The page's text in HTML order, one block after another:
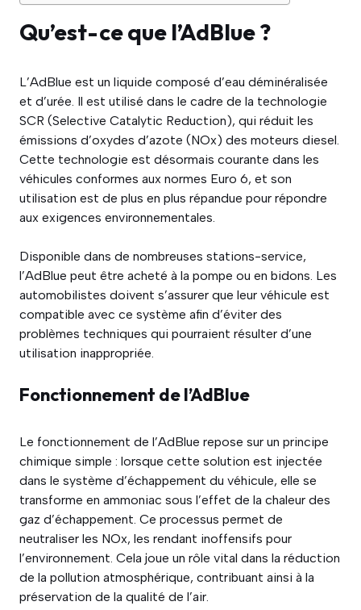
Qu’est-ce que l’AdBlue ?
L’AdBlue est un liquide composé d’eau déminéralisée
et d’urée. Il est utilisé dans le cadre de la technologie
SCR (Selective Catalytic Reduction), qui réduit les
émissions d’oxydes d’azote (NOx) des moteurs diesel.
Cette technologie est désormais courante dans les
véhicules conformes aux normes Euro 6, et son
utilisation est de plus en plus répandue pour répondre
aux exigences environnementales.
Disponible dans de nombreuses stations-service,
l’AdBlue peut être acheté à la pompe ou en bidons. Les
automobilistes doivent s’assurer que leur véhicule est
compatible avec ce système afin d’éviter des
problèmes techniques qui pourraient résulter d’une
utilisation inappropriée.
Fonctionnement de l’AdBlue
Le fonctionnement de l’AdBlue repose sur un principe
chimique simple : lorsque cette solution est injectée
dans le système d’échappement du véhicule, elle se
transforme en ammoniac sous l’effet de la chaleur des
gaz d’échappement. Ce processus permet de
neutraliser les NOx, les rendant inoffensifs pour
l’environnement. Cela joue un rôle vital dans la réduction
de la pollution atmosphérique, contribuant ainsi à la
préservation de la qualité de l’air.